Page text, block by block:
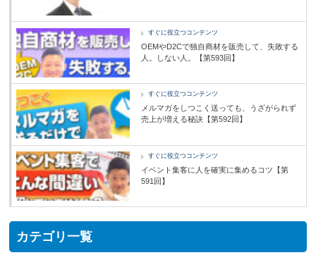
すぐに役立つコンテンツ
OEMやD2Cで独自商材を販売して、失敗する
人。しない人。【第593回】
すぐに役立つコンテンツ
メルマガをしつこく送っても、うざがられず
売上が増える秘訣【第592回】
すぐに役立つコンテンツ
イベント集客に人を確実に集めるコツ【第
591回】
カテゴリ一覧